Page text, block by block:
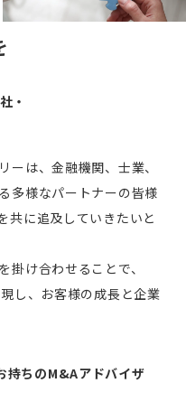
・
ーは、金融機関、士業、
多様なパートナーの皆様
共に追及していきたいと
掛け合わせることで、
し、お客様の成長と企業
持ちのM&Aアドバイザ